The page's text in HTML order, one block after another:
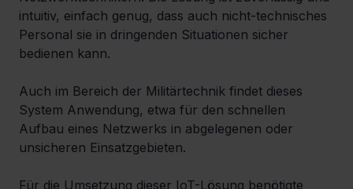
intuitiv, einfach genug, dass auch nicht-technisches
Personal sie in dringenden Situationen sicher
bedienen kann.
Auch im Bereich der Militärtechnik findet dieses
System Anwendung, etwa für den schnellen
Aufbau eines Netzwerks in abgelegenen oder
unsicheren Einsatzgebieten.
Für die Umsetzung dieser IoT-Lösung benötigte